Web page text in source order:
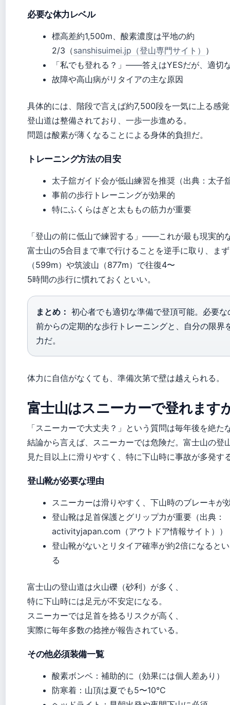
必要な体力レベル
標高差約1,500m、酸素濃度は平地の約
2/3（sanshisuimei.jp（登山専門サイト） ）
「私でも登れる？」——答えはYESだが、適切
故障や高山病がリタイアの主な原因
具体的には、階段で言えば約7,500段を一気に上る感
登山道は整備されており、一歩一歩進める。
問題は酸素が薄くなることによる身体的負担だ。
トレーニング方法の目安
太子舘ガイド会が低山練習を推奨（出典：太子
事前の歩行トレーニングが効果的
特にふくらはぎと太ももの筋力が重要
「登山の前に低山で練習する」——これが最も現実的
富士山の5合目まで車で行けることを逆手に取り、ま
（599m）や筑波山（877m）で往復4〜
5時間の歩行に慣れておくといい。
まとめ： 初心者でも適切な準備で登頂可能。必要
前からの定期的な歩行トレーニングと、自分の限界
力だ。
体力に自信がなくても、準備次第で壁は越えられる。
富士山はスニーカーで登れます
「スニーカーで大丈夫？」という質問は毎年後を絶た
結論から言えば、スニーカーでは危険だ。富士山の登
見た目以上に滑りやすく、特に下山時に事故が多発す
登山靴が必要な理由
スニーカーは滑りやすく、下山時のブレーキが
登山靴は足首保護とグリップ力が重要（出典：
activityjapan.com（アウトドア情報サイト））
登山靴がないとリタイア確率が約2倍になると
る
富士山の登山道は火山礫（砂利）が多く、
特に下山時には足元が不安定になる。
スニーカーでは足首を捻るリスクが高く、
実際に毎年多数の捻挫が報告されている。
その他必須装備一覧
酸素ボンベ：補助的に（効果には個人差あり）
防寒着：山頂は夏でも5〜10℃